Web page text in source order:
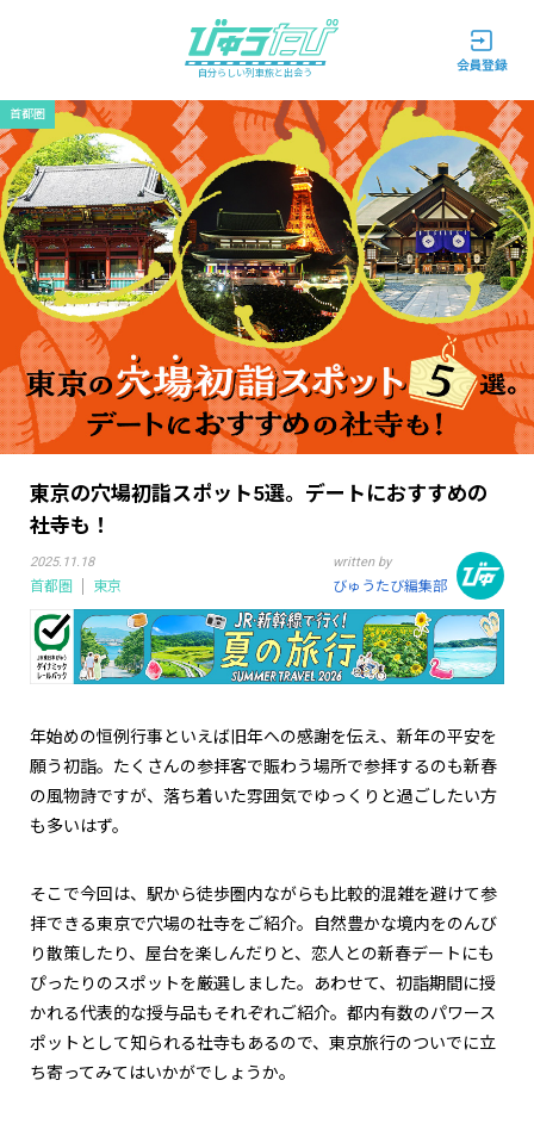
自分らしい列車旅と出会う
首都圏
東京の穴場初詣スポット5選。デートにおすすめの
社寺も！
2025.11.18
首都圏 東京
written by
びゅうたび編集部
年始めの恒例行事といえば旧年への感謝を伝え、新年の平安を
願う初詣。たくさんの参拝客で賑わう場所で参拝するのも新春
の風物詩ですが、落ち着いた雰囲気でゆっくりと過ごしたい方
も多いはず。
そこで今回は、駅から徒歩圏内ながらも比較的混雑を避けて参
拝できる東京で穴場の社寺をご紹介。自然豊かな境内をのんび
り散策したり、屋台を楽しんだりと、恋人との新春デートにも
ぴったりのスポットを厳選しました。あわせて、初詣期間に授
かれる代表的な授与品もそれぞれご紹介。都内有数のパワース
ポットとして知られる社寺もあるので、東京旅行のついでに立
ち寄ってみてはいかがでしょうか。